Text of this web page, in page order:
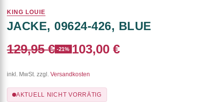
KING LOUIE
JACKE, 09624-426, BLUE
129,95 € -21% 103,00 €
inkl. MwSt. zzgl. Versandkosten
AKTUELL NICHT VORRÄTIG